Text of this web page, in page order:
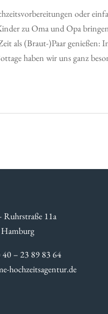
oder
zu Oma und Opa
als (Braut-)Paar genießen:
haben wir uns ganz
11a
– 23 89 83 64
hochzeitsagentur.de